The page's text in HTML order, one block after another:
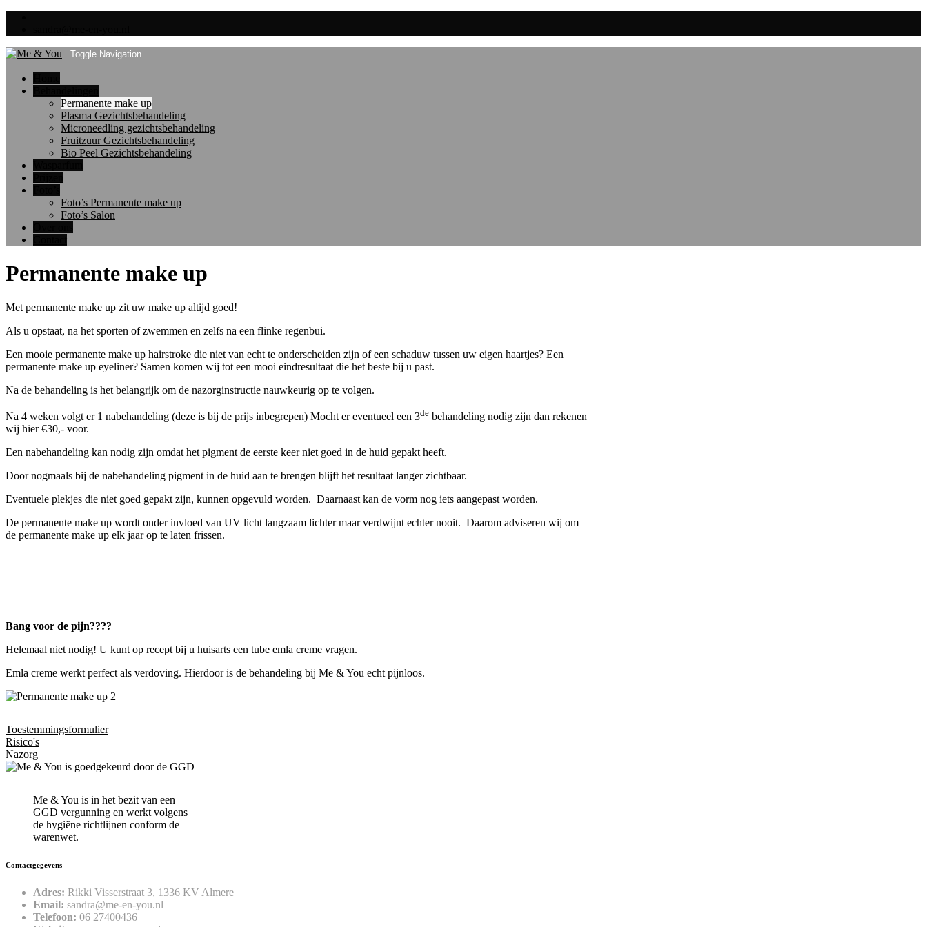
Toggle Navigation
Permanente make up
Plasma Gezichtsbehandeling
Microneedling gezichtsbehandeling
Fruitzuur Gezichtsbehandeling
Bio Peel Gezichtsbehandeling
Foto’s Permanente make up
Foto’s Salon
Permanente make up
Met permanente make up zit uw make up altijd goed!
Als u opstaat, na het sporten of zwemmen en zelfs na een flinke regenbui.
Een mooie permanente make up hairstroke die niet van echt te onderscheiden zijn of een schaduw tussen uw eigen haartjes? Een
permanente make up eyeliner? Samen komen wij tot een mooi eindresultaat die het beste bij u past.
Na de behandeling is het belangrijk om de nazorginstructie nauwkeurig op te volgen.
Na 4 weken volgt er 1 nabehandeling (deze is bij de prijs inbegrepen) Mocht er eventueel een 3de behandeling nodig zijn dan rekenen
wij hier €30,- voor.
Een nabehandeling kan nodig zijn omdat het pigment de eerste keer niet goed in de huid gepakt heeft.
Door nogmaals bij de nabehandeling pigment in de huid aan te brengen blijft het resultaat langer zichtbaar.
Eventuele plekjes die niet goed gepakt zijn, kunnen opgevuld worden. Daarnaast kan de vorm nog iets aangepast worden.
De permanente make up wordt onder invloed van UV licht langzaam lichter maar verdwijnt echter nooit. Daarom adviseren wij om
de permanente make up elk jaar op te laten frissen.
Bang voor de pijn????
Helemaal niet nodig! U kunt op recept bij u huisarts een tube emla creme vragen.
Emla creme werkt perfect als verdoving. Hierdoor is de behandeling bij Me & You echt pijnloos.
Toestemmingsformulier
Risico's
Nazorg
Me & You is in het bezit van een
GGD vergunning en werkt volgens
de hygiëne richtlijnen conform de
warenwet.
Contactgegevens
Adres: Rikki Visserstraat 3, 1336 KV Almere
Email: sandra@me-en-you.nl
Telefoon: 06 27400436